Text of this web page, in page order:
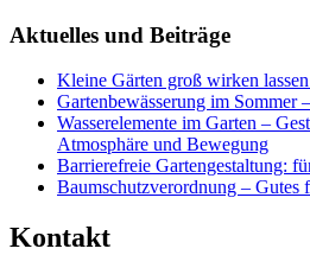
Aktuelles und Beiträge
Kleine Gärten groß wirken
Gartenbewässerung im Sommer
Wasserelemente im Garten –
Atmosphäre und Bewegung
Barrierefreie Gartengestaltung:
Baumschutzverordnung –
Kontakt